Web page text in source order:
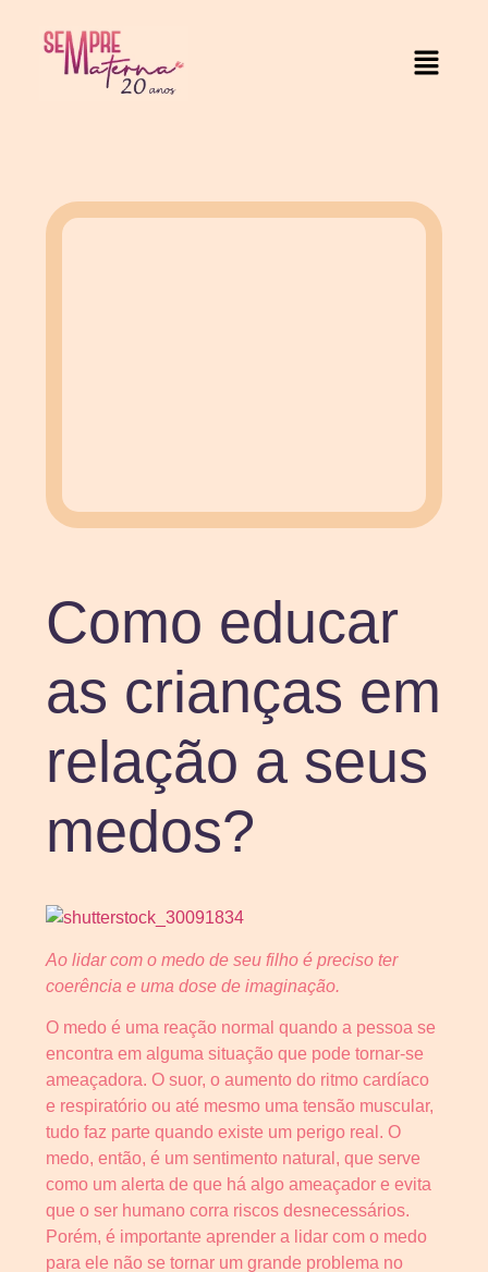
Como educar
as crianças em
relação a seus
medos?
Ao lidar com o medo de seu filho é preciso ter
coerência e uma dose de imaginação.
O medo é uma reação normal quando a pessoa se
encontra em alguma situação que pode tornar-se
ameaçadora. O suor, o aumento do ritmo cardíaco
e respiratório ou até mesmo uma tensão muscular,
tudo faz parte quando existe um perigo real. O
medo, então, é um sentimento natural, que serve
como um alerta de que há algo ameaçador e evita
que o ser humano corra riscos desnecessários.
Porém, é importante aprender a lidar com o medo
para ele não se tornar um grande problema no